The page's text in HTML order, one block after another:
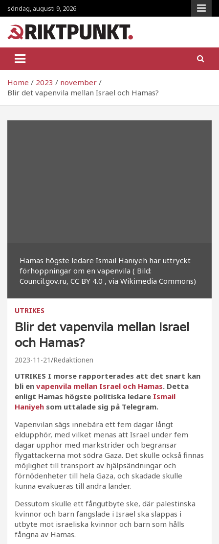
Skip
to
content
söndag, augusti 9, 2026
RiktpunKt.nu
Home 2023
november
Blir det vapenvila mellan Israel och Hamas?
Hamas högste ledare Ismail Haniyeh har uttryckt
förhoppningar om en vapenvila ( Bild:
Council.gov.ru, CC BY 4.0 , via Wikimedia Commons)
UTRIKES
Blir det vapenvila mellan Israel
och Hamas?
2023-11-21 Redaktionen
UTRIKES I morse rapporterades att det snart kan
bli en vapenvila mellan Israel och Hamas. Detta
enligt Hamas högste politiska ledare Ismail
Haniyeh som uttalade sig på Telegram.
Vapenvilan sägs innebära ett fem dagar långt
eldupphör, med vilket menas att Israel under fem
dagar upphör med markstrider och begränsar
flygattackerna mot södra Gaza. Det skulle också finnas
möjlighet till transport av hjälpsändningar och
förnödenheter till hela Gaza, och skadade skulle
kunna evakueras till andra länder.
Dessutom skulle ett fångutbyte ske, där palestinska
kvinnor och barn fängslade i Israel ska släppas i
utbyte mot israeliska kvinnor och barn som hålls
fångna av Hamas.